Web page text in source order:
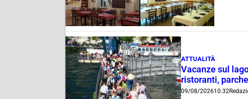
ATTUALITÀ
Vacanze sul
ristoranti,
09/08/202610:32